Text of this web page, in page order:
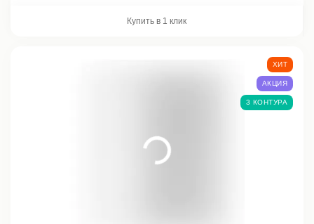
Купить в 1 клик
ХИТ
АКЦИЯ
3 КОНТУРА